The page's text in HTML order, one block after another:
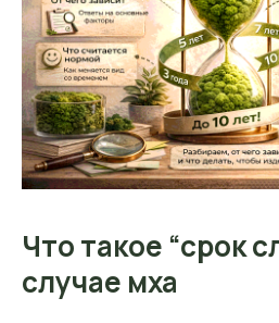
Что такое “срок
случае мха